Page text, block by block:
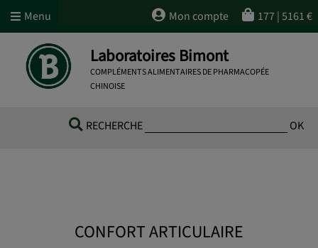
Laboratoires Bimont
COMPLÉMENTS ALIMENTAIRES DE PHARMACOPÉE
CHINOISE
RECHERCHE OK
CONFORT ARTICULAIRE
Menu Mon compte 177|5161€